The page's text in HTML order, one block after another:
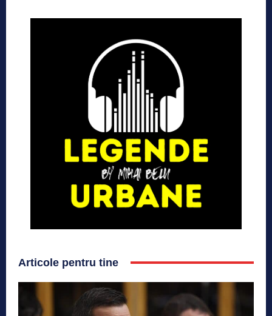
Articole pentru tine